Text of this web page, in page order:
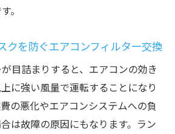
。
クを防ぐエアコンフィルター交換
目詰まりすると、エアコンの効き
に強い風量で運転することになり
の悪化やエアコンシステムへの負
は故障の原因にもなります。ラン